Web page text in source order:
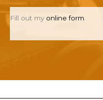
Fill out my online form